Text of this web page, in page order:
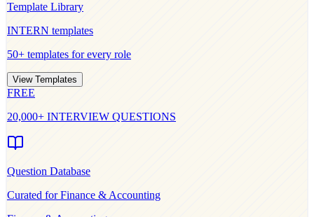
Template Library
INTERN templates
50+ templates for every role
View Templates
FREE
20,000+ INTERVIEW QUESTIONS
Question Database
Curated forFinance & Accounting